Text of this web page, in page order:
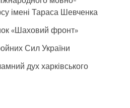
імені Тараса Шевченка
«Шаховий фронт»
Сил України
дух харківського